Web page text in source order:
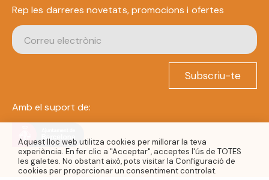
Rep les darreres novetats, promocions i ofertes
Subscriu-te
Amb el suport de:
Aquest lloc web utilitza cookies per millorar la teva
experiència. En fer clic a "Acceptar", acceptes l'ús de TOTES
les galetes. No obstant això, pots visitar la Configuració de
cookies per proporcionar un consentiment controlat.